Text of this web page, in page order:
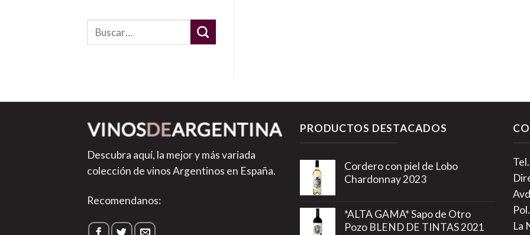
Descubra aquí, la mejor y más variada
colección de vinos Argentinos en España.
Recomendanos:
PRODUCTOS DESTACADOS
Cordero con piel de Lobo
Chardonnay 2023
*ALTA GAMA* Sapo de Otro
Pozo BLEND DE TINTAS 2021
La